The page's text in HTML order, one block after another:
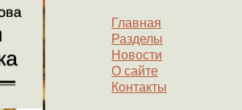
Главная
Разделы
Новости
О сайте
Контакты